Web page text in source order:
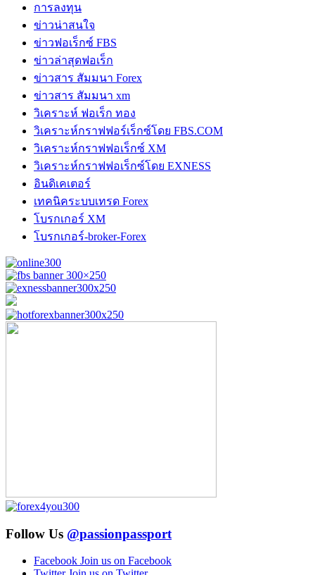
การลงทุน
ข่าวน่าสนใจ
ข่าวฟอเร็กซ์ FBS
ข่าวล่าสุดฟอเร็ก
ข่าวสาร สัมมนา Forex
ข่าวสาร สัมมนา xm
วิเคราะห์ ฟอเร็ก ทอง
วิเคราะห์กราฟฟอร์เร็กซ์โดย FBS.COM
วิเคราะห์กราฟฟอเร็กซ์ XM
วิเคราะห์กราฟฟอเร็กซ์โดย EXNESS
อินดิเคเตอร์
เทคนิคระบบเทรด Forex
โบรกเกอร์ XM
โบรกเกอร์-broker-Forex
Follow Us @passionpassport
Facebook Join us on Facebook